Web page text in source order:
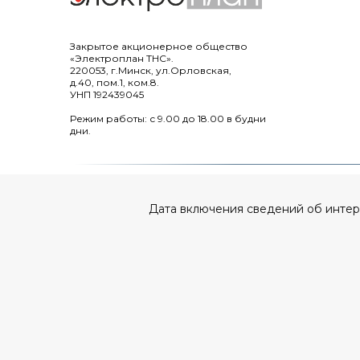
Закрытое акционерное общество
«Электроплан ТНС».
220053, г.Минск, ул.Орловская,
д.40, пом.1, ком.8.
УНП 192439045
Режим работы: с 9.00 до 18.00 в будни
дни.
Дата включения сведений об